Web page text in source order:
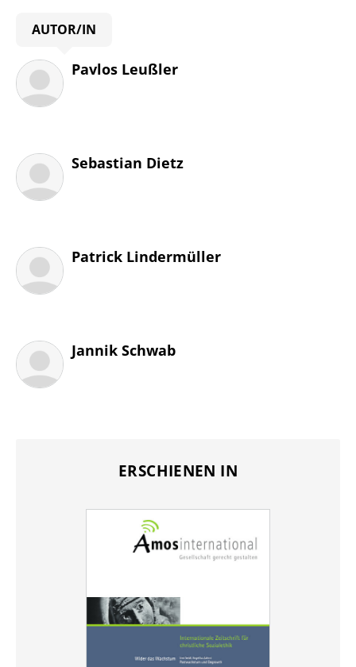
Überschrift
Infos
AUTOR/IN
Pavlos Leußler
Sebastian Dietz
Patrick Lindermüller
Jannik Schwab
ERSCHIENEN IN